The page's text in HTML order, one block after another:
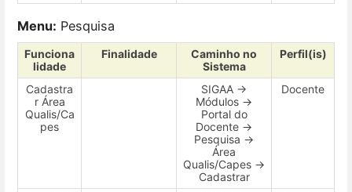
Menu: Pesquisa
Funciona
lidade
Finalidade
Caminho no
Sistema
Perfil(is)
Cadastra
r Área
Qualis/Ca
pes
SIGAA →
Módulos →
Portal do
Docente →
Pesquisa →
Área
Qualis/Capes →
Cadastrar
Docente